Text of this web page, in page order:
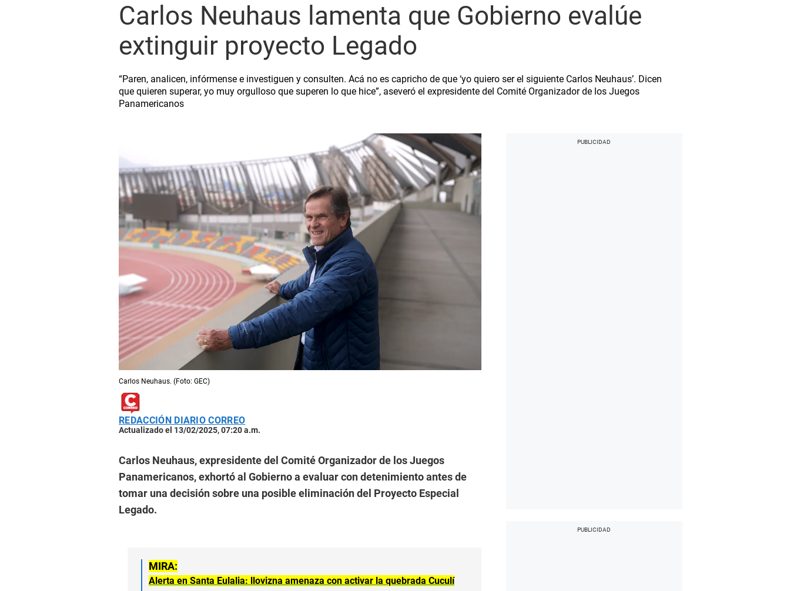
Carlos Neuhaus lamenta que Gobierno evalúe
extinguir proyecto Legado
“Paren, analicen, infórmense e investiguen y consulten. Acá no es capricho de que ‘yo quiero ser el siguiente Carlos Neuhaus’. Dicen
que quieren superar, yo muy orgulloso que superen lo que hice”, aseveró el expresidente del Comité Organizador de los Juegos
Panamericanos
Carlos Neuhaus. (Foto: GEC)
REDACCIÓN DIARIO CORREO
Actualizado el 13/02/2025, 07:20 a.m.
Carlos Neuhaus, expresidente del Comité Organizador de los Juegos
Panamericanos, exhortó al Gobierno a evaluar con detenimiento antes de
tomar una decisión sobre una posible eliminación del Proyecto Especial
Legado.
MIRA:
Alerta en Santa Eulalia: llovizna amenaza con activar la quebrada Cuculí